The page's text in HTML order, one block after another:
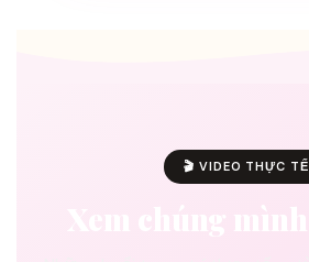
🎬 VIDEO THỰC TẾ
Xem chúng mình